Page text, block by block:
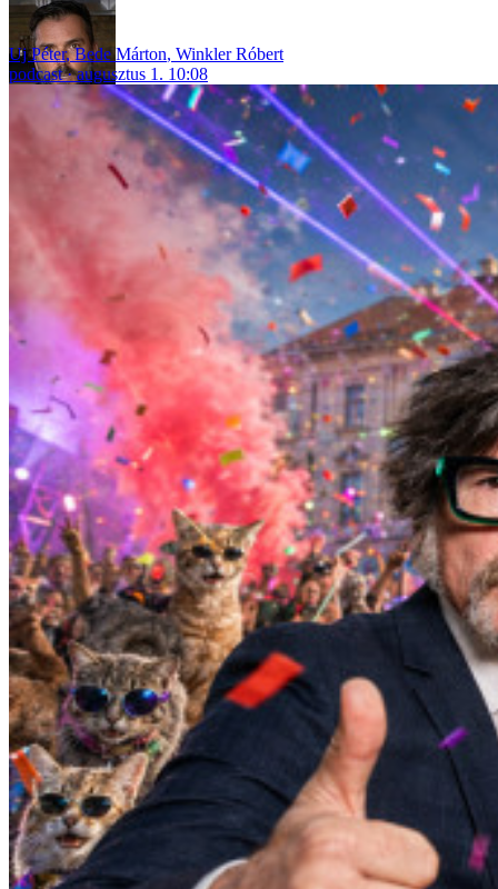
Uj Péter,Bede Márton, Winkler Róbert
podcast
augusztus 1. 10:08